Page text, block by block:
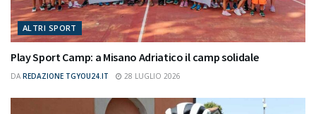
ALTRI SPORT
Play Sport Camp: a Misano Adriatico il camp solidale
DA REDAZIONE TGYOU24.IT 28 LUGLIO 2026